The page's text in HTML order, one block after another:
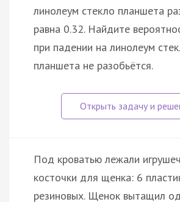
линолеум стекло планшета
равна 0.32. Найдите
при падении на линолеум
планшета не разобьётся.
Под кроватью лежали
косточки для щенка: 6
резиновых. Щенок вытащил